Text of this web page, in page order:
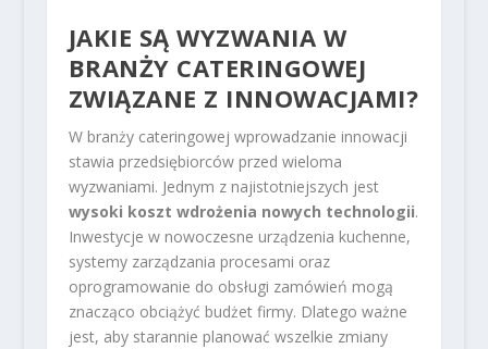
JAKIE SĄ WYZWANIA W
BRANŻY CATERINGOWEJ
ZWIĄZANE Z INNOWACJAMI?
W branży cateringowej wprowadzanie innowacji
stawia przedsiębiorców przed wieloma
wyzwaniami. Jednym z najistotniejszych jest
wysoki koszt wdrożenia nowych technologii.
Inwestycje w nowoczesne urządzenia kuchenne,
systemy zarządzania procesami oraz
oprogramowanie do obsługi zamówień mogą
znacząco obciążyć budżet firmy. Dlatego ważne
jest, aby starannie planować wszelkie zmiany